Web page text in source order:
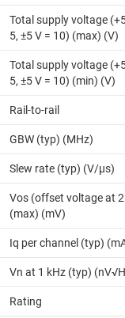
Total supply voltage
5, ±5 V = 10) (max) (V)
Total supply voltage
5, ±5 V = 10) (min) (V)
Rail-to-rail
GBW (typ) (MHz)
Slew rate (typ) (V/µs)
Vos (offset voltage at
(max) (mV)
Iq per channel (typ)
Vn at 1 kHz (typ)
Rating